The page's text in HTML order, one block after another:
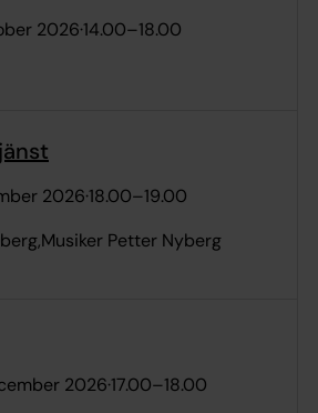
2026·14.00–18.00
2026·18.00–19.00
Musiker Petter Nyberg
2026·17.00–18.00